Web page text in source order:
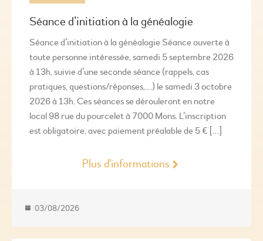
Séance d’initiation à la généalogie
Séance d’initiation à la généalogie Séance ouverte à
toute personne intéressée, samedi 5 septembre 2026
à 13h, suivie d’une seconde séance (rappels, cas
pratiques, questions/réponses,…) le samedi 3 octobre
2026 à 13h. Ces séances se dérouleront en notre
local 98 rue du pourcelet à 7000 Mons. L’inscription
est obligatoire, avec paiement préalable de 5 € […]
Plus d'informations
03/08/2026